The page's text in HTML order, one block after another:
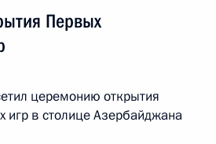
Первых
церемонию открытия
игр в столице Азербайджана